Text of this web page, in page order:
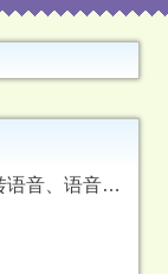
语音助手 - 变声器、文字转语音、语音转文字、字幕翻译